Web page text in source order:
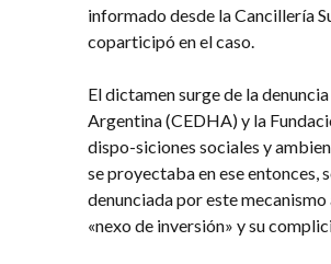
informado desde la Cancillería
coparticipó en el caso.
El dictamen surge de la
Argentina (CEDHA) y la
dispo-siciones sociales y
se proyectaba en ese
denunciada por este
«nexo de inversión» y su